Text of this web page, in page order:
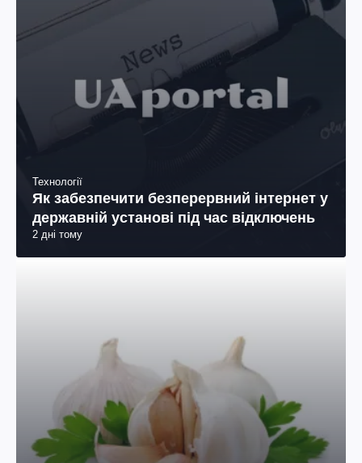
Технології
Як забезпечити безперервний інтернет у
державній установі під час відключень
2 дні тому